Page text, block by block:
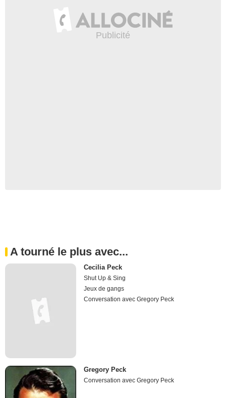
A tourné le plus avec...
Cecilia Peck
Shut Up & Sing
Jeux de gangs
Conversation avec Gregory Peck
Gregory Peck
Conversation avec Gregory Peck